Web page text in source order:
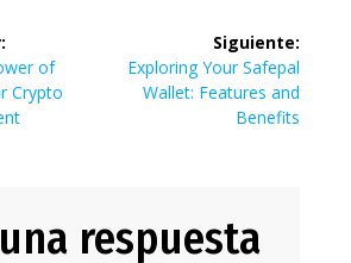
of
Crypto
Siguiente:
Siguiente
entrada:
Exploring Your Safepal
Wallet: Features and
Benefits
respuesta